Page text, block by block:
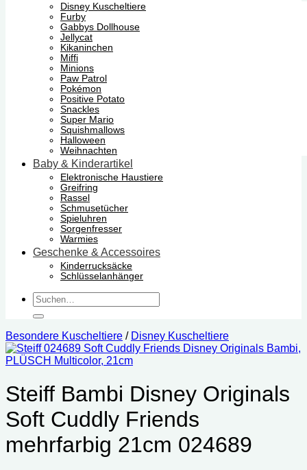
Disney Kuscheltiere
Furby
Gabbys Dollhouse
Jellycat
Kikaninchen
Miffi
Minions
Paw Patrol
Pokémon
Positive Potato
Snackles
Super Mario
Squishmallows
Halloween
Weihnachten
Baby & Kinderartikel
Elektronische Haustiere
Greifring
Rassel
Schmusetücher
Spieluhren
Sorgenfresser
Warmies
Geschenke & Accessoires
Kinderrucksäcke
Schlüsselanhänger
Suchen
nach:
Besondere Kuscheltiere / Disney Kuscheltiere
Steiff Bambi Disney Originals
Soft Cuddly Friends
mehrfarbig 21cm 024689